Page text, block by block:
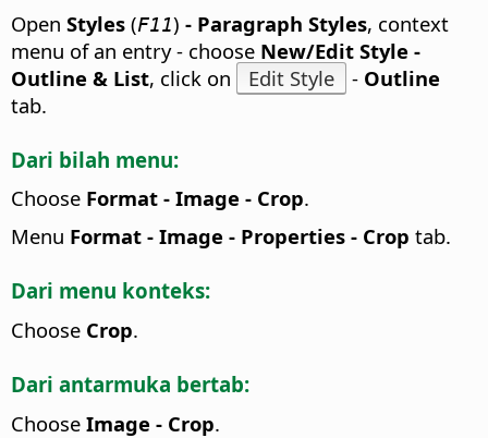
Open Styles (F11) - Paragraph Styles, context
menu of an entry - choose New/Edit Style -
Outline & List, click on Edit Style - Outline
tab.
Dari bilah menu:
Choose Format - Image - Crop.
Menu Format - Image - Properties - Crop tab.
Dari menu konteks:
Choose Crop.
Dari antarmuka bertab:
Choose Image - Crop.